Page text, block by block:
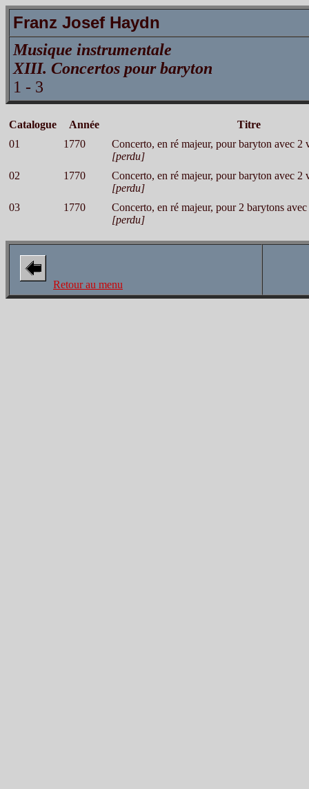
Franz Josef Haydn
Musique instrumentale
XIII. Concertos pour baryton
1 - 3
Catalogue Année
Titre
01
1770
Concerto, en ré majeur, pour baryton avec 2
[perdu]
02
1770
Concerto, en ré majeur, pour baryton avec 2
[perdu]
03
1770
Concerto, en ré majeur, pour 2 barytons
[perdu]
Retour au menu